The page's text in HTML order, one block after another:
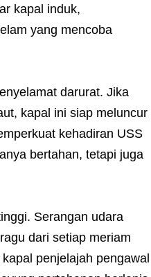
kapal induk,
yang mencoba
darurat. Jika
kapal ini siap meluncur
kehadiran USS
bertahan, tetapi juga
Serangan udara
dari setiap meriam
penjelajah pengawal